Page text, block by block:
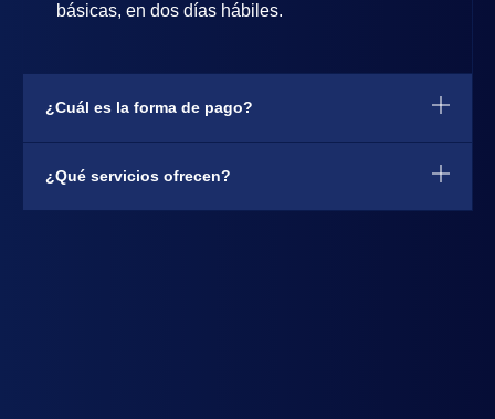
básicas, en dos días hábiles.
¿Cuál es la forma de pago?
¿Qué servicios ofrecen?